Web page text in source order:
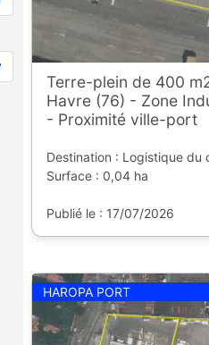
Terre-plein de 400
Havre (76) - Zone
- Proximité ville-port
Destination : Logistique du
Surface : 0,04 ha
Publié le : 17/07/2026
HAROPA PORT